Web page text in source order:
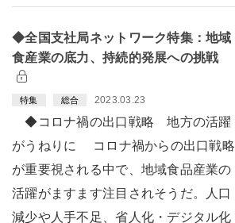
◆全国支社局ネットワーク特集：地域
食産業の底力、持続的発展への挑戦
特集 総合 2023.03.23
◆コロナ禍の出口戦略 地方の活躍
がうねりに コロナ禍からの出口戦略
が重要視される中で、地域食品産業の
活躍がますます注目されそうだ。人口
減少や人手不足、省人化・デジタル化